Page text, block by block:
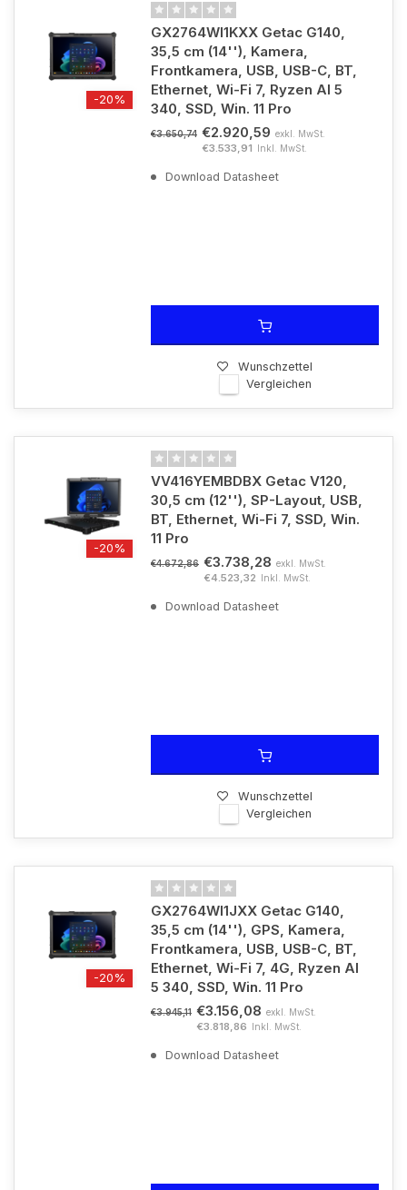
-20%
GX2764WI1KXX Getac G140,
35,5 cm (14''), Kamera,
Frontkamera, USB, USB-C, BT,
Ethernet, Wi-Fi 7, Ryzen AI 5
340, SSD, Win. 11 Pro
€3.650,74 €2.920,59 exkl. MwSt.
€3.533,91 Inkl. MwSt.
Download Datasheet
Wunschzettel
Vergleichen
-20%
VV416YEMBDBX Getac V120,
30,5 cm (12''), SP-Layout, USB,
BT, Ethernet, Wi-Fi 7, SSD, Win.
11 Pro
€4.672,86 €3.738,28 exkl. MwSt.
€4.523,32 Inkl. MwSt.
Download Datasheet
Wunschzettel
Vergleichen
-20%
GX2764WI1JXX Getac G140,
35,5 cm (14''), GPS, Kamera,
Frontkamera, USB, USB-C, BT,
Ethernet, Wi-Fi 7, 4G, Ryzen AI
5 340, SSD, Win. 11 Pro
€3.945,11 €3.156,08 exkl. MwSt.
€3.818,86 Inkl. MwSt.
Download Datasheet